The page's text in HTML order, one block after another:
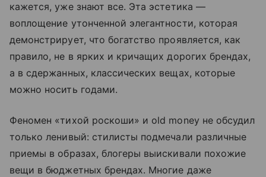
кажется, уже знают все. Эта эстетика —
воплощение утонченной элегантности, которая
демонстрирует, что богатство проявляется, как
правило, не в ярких и кричащих дорогих брендах,
а в сдержанных, классических вещах, которые
можно носить годами.
Феномен «тихой роскоши» и old money не обсудил
только ленивый: стилисты подмечали различные
приемы в образах, блогеры выискивали похожие
вещи в бюджетных брендах. Многие даже